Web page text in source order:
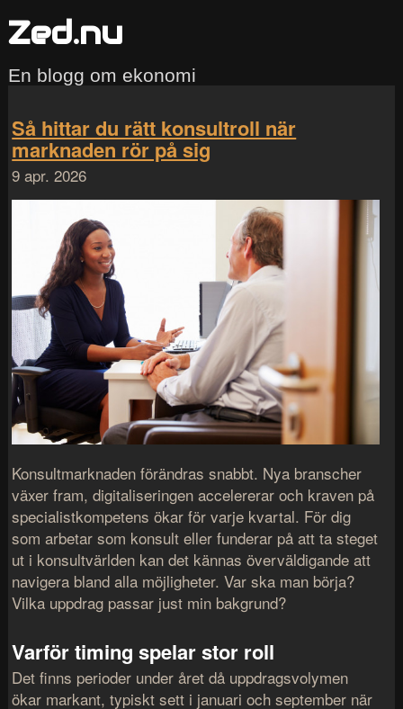
Zed.nu
En blogg om ekonomi
Så hittar du rätt konsultroll när
marknaden rör på sig
9 apr. 2026
Konsultmarknaden förändras snabbt. Nya branscher
växer fram, digitaliseringen accelererar och kraven på
specialistkompetens ökar för varje kvartal. För dig
som arbetar som konsult eller funderar på att ta steget
ut i konsultvärlden kan det kännas överväldigande att
navigera bland alla möjligheter. Var ska man börja?
Vilka uppdrag passar just min bakgrund?
Varför timing spelar stor roll
Det finns perioder under året då uppdragsvolymen
ökar markant, typiskt sett i januari och september när